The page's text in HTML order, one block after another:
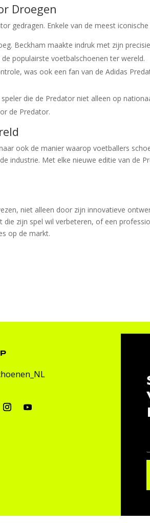
Droegen
gedragen. Enkele van de meest
Beckham maakte indruk met zijn
populairste voetbalschoenen ter wereld.
was ook een fan van de Adidas
die de Predator niet alleen op
de Predator.
ook de manier waarop voetballers
industrie. Met elke nieuwe editie van de
niet alleen door zijn innovatieve
zijn spel wil verbeteren, of een
op de markt.